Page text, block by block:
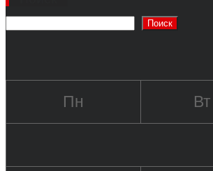
Поиск
Пн Вт